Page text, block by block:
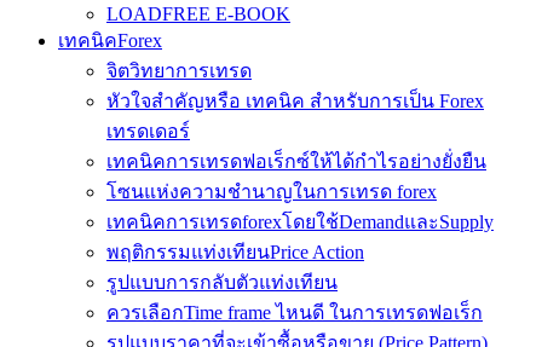
LOADFREE E-BOOK
เทคนิคForex
จิตวิทยาการเทรด
หัวใจสำคัญหรือ เทคนิค สำหรับการเป็น Forex
เทรดเดอร์
เทคนิคการเทรดฟอเร็กซ์ให้ได้กำไรอย่างยั่งยืน
โซนแห่งความชำนาญในการเทรด forex
เทคนิคการเทรดforexโดยใช้DemandและSupply
พฤติกรรมแท่งเทียนPrice Action
รูปแบบการกลับตัวแท่งเทียน
ควรเลือกTime frame ไหนดี ในการเทรดฟอเร็ก
รูปแบบราคาที่จะเข้าซื้อหรือขาย (Price Pattern)